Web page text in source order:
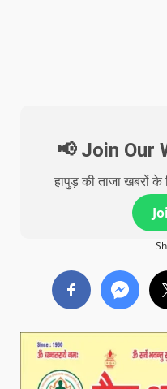
📢 Join Our
हापुड़ की ताजा खबरों